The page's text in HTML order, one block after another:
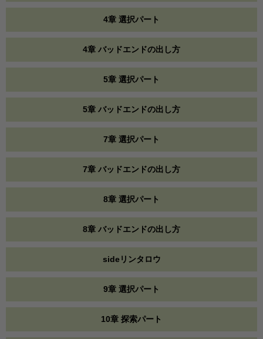
4章 選択パート
4章 バッドエンドの出し方
5章 選択パート
5章 バッドエンドの出し方
7章 選択パート
7章 バッドエンドの出し方
8章 選択パート
8章 バッドエンドの出し方
sideリンタロウ
9章 選択パート
10章 探索パート